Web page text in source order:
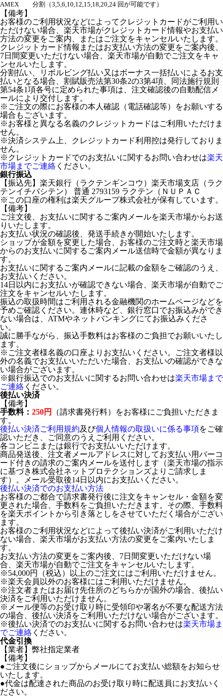
AMEX
分割（3,5,6,10,12,15,18,20,24 回が可能です）
【備考】
お客様のご利用状況などによってクレジットカードがご利用い
ただけない場合、楽天市場がクレジットカード情報やお支払い
方法の変更をご案内、またはご注文をキャンセルいたします。
クレジットカード情報またはお支払い方法の変更をご案内後、
7日間変更いただけない場合、楽天市場が自動でご注文をキャ
ンセルいたします。
分割払い、リボルビング払い又はボーナス一括払いによるお支
払いとなる場合、割賦販売法第30条2の3第4項、同法施行規則
第54条1項各号に定められた事項は、注文確認後の自動配信メ
ールにより交付します。
※ご注文の際にお客様の本人確認（電話確認等）をお願いする
場合もございます。
※お客様と異なる名義のクレジットカードはご利用いただけま
せん。
※決済システム上、クレジットカード利用控は発行しておりま
せん。
※クレジットカードでのお支払いに関するお問い合わせは楽天
市場までご連絡 ください。
銀行振込
【振込先】楽天銀行（ラクテンギンコウ）楽天市場支店（ラク
テンイチバシテン） 普通 2793159 ラクテン（ＮＵＰＡＣ
※この口座の権利は楽天グループ株式会社が保有しています。
【備考】
ご注文後、お支払いに関するご案内メールを楽天市場からお送
りいたします。
お支払い状況の確認後、発送手続きが開始いたします。
ショップが金額を変更した場合、お客様のご注文時と楽天市場
からのお支払いに関するご案内メール送信時で金額が異なりま
す。
お支払いに関するご案内メールに記載の金額をご確認のうえ、
お支払いください。
14日以内にお支払いが確認できない場合、楽天市場が自動でご
注文をキャンセルいたします。
振込の取扱時間はご利用される金融機関のホームページなどを
予めご確認ください。連休時など、銀行窓口でお振込みができ
ない場合は、ATMやネットバンキングにてお振込みくださ
い。
誠に勝手ながら、振込手数料はお客様のご負担でお願いいたし
ます。
※ご注文者様名義の口座よりお支払いください。ご注文者様以
外の名義でお支払いいただいた場合、お支払いの確認ができな
い場合がございます。
※銀行振込でのお支払いに関するお問い合わせは楽天市場まで
ご連絡 ください。
後払い決済
【備考】
手数料： 250円
（請求書発行料）をお客様にご負担いただきま
す。
後払い決済ご利用規約及び個人情報の取扱いに係る事項をご確
認いただき、ご同意のうえご利用ください。
各コンビニまたは銀行でお支払いいただけます。
商品発送後、注文者メールアドレスに対してお支払い用バーコ
ード付きの請求のご案内メールを送付します（楽天市場の指示
に基づき株式会社ネットプロテクションズよりご請求しま
す）。メール受取後14日以内にお支払いください。
後払い決済でのお支払い方法
お客様のご都合で請求書発行後に注文をキャンセル・金額を変
更された場合、手数料をご負担いただきます。その際、手数料
を楽天ポイントから引き落としをさせていただく場合がござい
ます。
お客様のご利用状況などによって後払い決済がご利用いただけ
ない場合、楽天市場がお支払い方法の変更をご案内いたしま
す。
お支払い方法の変更をご案内後、7日間変更いただけない場
合、楽天市場が自動でご注文をキャンセルいたします。
※54,000円（税込）以上のご注文にはご利用いただけません。
※楽天会員以外のお客様にはご利用いただけません。
※注文者またはお届け先住所のどちらかが国外の場合、後払い
決済をご利用いただけません。
※メール便等のお受け取り時に受領印や署名が不要な配送方法
の場合、後払い決済をご利用いただけない場合がございます。
※後払い決済でのお支払いに関するお問い合わせは楽天市場ま
でご連絡 ください。
代金引換
【業者】弊社指定業者
【備考】
●ご注文後にショップからメールにてお支払い総額をお知らせ
いたします。
●代金は配達された商品のお受け取り時に配送員にお支払いく
ださい。